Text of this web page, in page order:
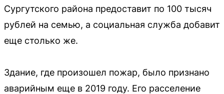
Сургутского района предоставит по 100 тысяч
рублей на семью, а социальная служба добавит
еще столько же.
Здание, где произошел пожар, было признано
аварийным еще в 2019 году. Его расселение